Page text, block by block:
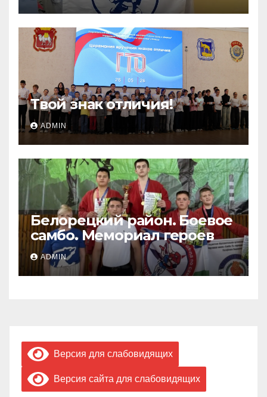
Твой знак отличия!
ADMIN
Белорецкий район. Боевое
самбо. Мемориал героев
ADMIN
Версия для слабовидящих
Версия сайта для слабовидящих